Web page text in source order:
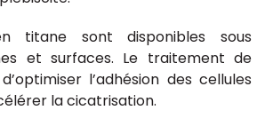
titane sont disponibles sous
et surfaces. Le traitement de
l’adhésion des cellules
la cicatrisation.